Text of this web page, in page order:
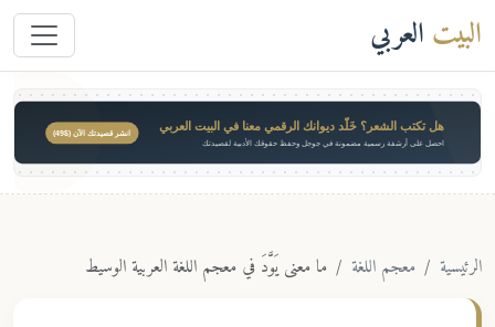
البيت العربي
هل تكتب الشعر؟ خَلّد ديوانك الرقمي معنا في البيت العربي
احصل على أرشفة رسمية مضمونة في جوجل وحفظ حقوقك الأدبية لقصيدتك
انشر قصيدتك الآن ($49)
الرئيسية معجم اللغة ما معنى يَوَّدَ في معجم اللغة العربية الوسيط